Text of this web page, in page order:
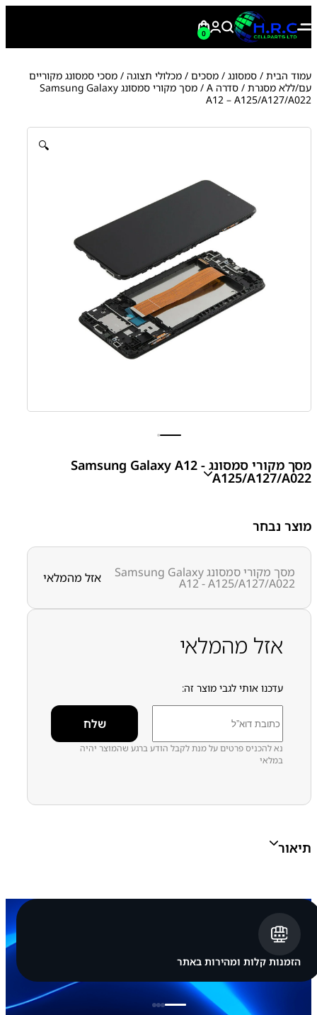
0
עמוד הבית / סמסונג / מסכים / מכלולי תצוגה / מסכי סמסונג מקוריים
עם/ללא מסגרת / סדרה A
/ מסך מקורי סמסונג Samsung Galaxy
A12 – A125/A127/A022
מסך מקורי סמסונג Samsung Galaxy A12 -
A125/A127/A022
₪200.00
מק"ט יצרן:
מק״ט:
קטגוריות:
סמסונג - Samsung
מוצר נבחר
מסך מקורי סמסונג Samsung Galaxy
A12 - A125/A127/A022 אזל מהמלאי
אזל מהמלאי
עדכנו אותי לגבי מוצר זה:
נא להכניס פרטים על מנת לקבל הודע ברגע שהמוצר יהיה
במלאי
🔍
תיאור
הזמנות קלות ומהירות באתר